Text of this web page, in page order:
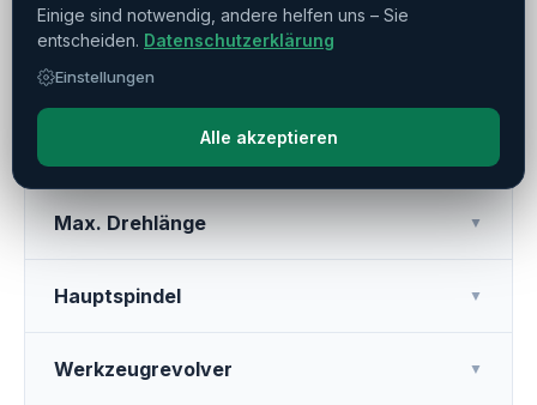
Verfahrwege
Max. Drehdurchmesser
Max. Drehlänge ▼
Hauptspindel ▼
Werkzeugrevolver ▼
Einige sind notwendig, andere helfen uns – Sie
entscheiden. Datenschutzerklärung
Einstellungen
Alle akzeptieren